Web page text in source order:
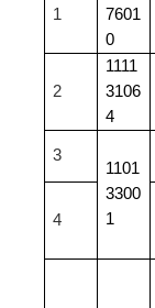
1
7601
0
2
1111
3106
4
3
1101
3300
1
4